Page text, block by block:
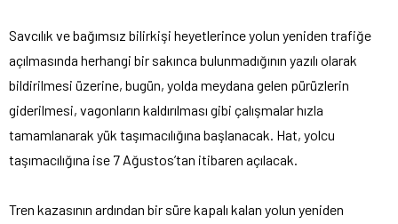
Savcılık ve bağımsız bilirkişi heyetlerince yolun yeniden trafiğe
açılmasında herhangi bir sakınca bulunmadığının yazılı olarak
bildirilmesi üzerine, bugün, yolda meydana gelen pürüzlerin
giderilmesi, vagonların kaldırılması gibi çalışmalar hızla
tamamlanarak yük taşımacılığına başlanacak. Hat, yolcu
taşımacılığına ise 7 Ağustos’tan itibaren açılacak.
Tren kazasının ardından bir süre kapalı kalan yolun yeniden